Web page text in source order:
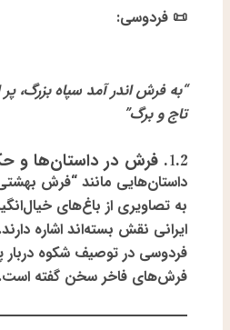
📜فردوسی:
“به فرش اندر آمد سپاه بزرگ،
تاج و برگ”
1.2. فرش در داستان‌ها و حکایات کهن
داستان‌هایی مانند“فرش
به تصاویری از باغ‌های
ایرانی نقش بسته‌اند اشاره
فردوسی در توصیف شکوه دربار
فرش‌های فاخر سخن گفته است.